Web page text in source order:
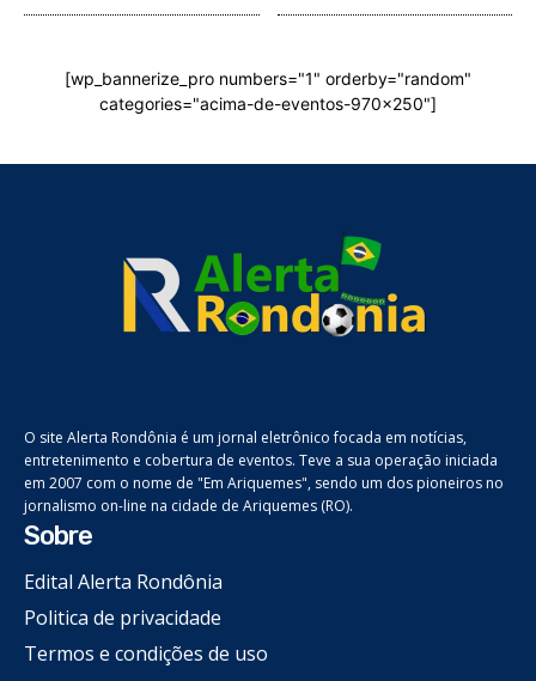
[wp_bannerize_pro numbers="1" orderby="random"
categories="acima-de-eventos-970x250"]
O site Alerta Rondônia é um jornal eletrônico focada em notícias,
entretenimento e cobertura de eventos. Teve a sua operação iniciada
em 2007 com o nome de "Em Ariquemes", sendo um dos pioneiros no
jornalismo on-line na cidade de Ariquemes (RO).
Sobre
Edital Alerta Rondônia
Politica de privacidade
Termos e condições de uso